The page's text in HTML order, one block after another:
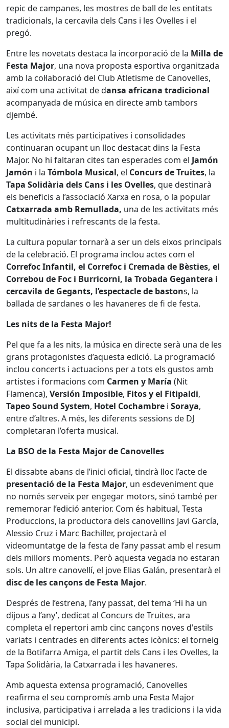
repic de campanes, les mostres de ball de les entitats
tradicionals, la cercavila dels Cans i les Ovelles i el
pregó.
Entre les novetats destaca la incorporació de la Milla de
Festa Major, una nova proposta esportiva organitzada
amb la col·laboració del Club Atletisme de Canovelles,
així com una activitat de dansa africana tradicional
acompanyada de música en directe amb tambors
djembé.
Les activitats més participatives i consolidades
continuaran ocupant un lloc destacat dins la Festa
Major. No hi faltaran cites tan esperades com el Jamón
Jamón i la Tómbola Musical, el Concurs de Truites, la
Tapa Solidària dels Cans i les Ovelles, que destinarà
els beneficis a l’associació Xarxa en rosa, o la popular
Catxarrada amb Remullada, una de les activitats més
multitudinàries i refrescants de la festa.
La cultura popular tornarà a ser un dels eixos principals
de la celebració. El programa inclou actes com el
Correfoc Infantil, el Correfoc i Cremada de Bèsties, el
Correbou de Foc i Burricorni, la Trobada Gegantera i
cercavila de Gegants, l’espectacle de bastons, la
ballada de sardanes o les havaneres de fi de festa.
Les nits de la Festa Major!
Pel que fa a les nits, la música en directe serà una de les
grans protagonistes d’aquesta edició. La programació
inclou concerts i actuacions per a tots els gustos amb
artistes i formacions com Carmen y María (Nit
Flamenca), Versión Imposible, Fitos y el Fitipaldi,
Tapeo Sound System, Hotel Cochambre i Soraya,
entre d’altres. A més, les diferents sessions de DJ
completaran l’oferta musical.
La BSO de la Festa Major de Canovelles
El dissabte abans de l’inici oficial, tindrà lloc l’acte de
presentació de la Festa Major, un esdeveniment que
no només serveix per engegar motors, sinó també per
rememorar l’edició anterior. Com és habitual, Testa
Produccions, la productora dels canovellins Javi García,
Alessio Cruz i Marc Bachiller, projectarà el
videomuntatge de la festa de l’any passat amb el resum
dels millors moments. Però aquesta vegada no estaran
sols. Un altre canovellí, el jove Elias Galán, presentarà el
disc de les cançons de Festa Major.
Després de l’estrena, l’any passat, del tema ‘Hi ha un
dijous a l’any’, dedicat al Concurs de Truites, ara
completa el repertori amb cinc cançons noves d'estils
variats i centrades en diferents actes icònics: el torneig
de la Botifarra Amiga, el partit dels Cans i les Ovelles, la
Tapa Solidària, la Catxarrada i les havaneres.
Amb aquesta extensa programació, Canovelles
reafirma el seu compromís amb una Festa Major
inclusiva, participativa i arrelada a les tradicions i la vida
social del municipi.